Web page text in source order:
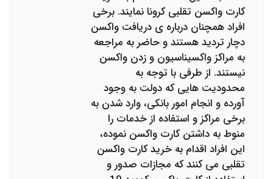
کارت واکسن تقلبی کرونا نمایند. برخی
افراد همچنان درباره ی دریافت واکسن
دچار تردید هستند و حاضر به مراجعه
به مراکز واکسیناسیون و زدن واکسن
نیستند. از طرفی با توجه به
محدودیت هایی که دولت به وجود
آورده و انجام امور بانکی، وارد شدن به
برخی مراکز و استفاده از خدمات را
منوط به داشتن کارت واکسن نموده،
این افراد اقدام به خرید کارت واکسن
تقلبی می کنند که مجازات صدور و